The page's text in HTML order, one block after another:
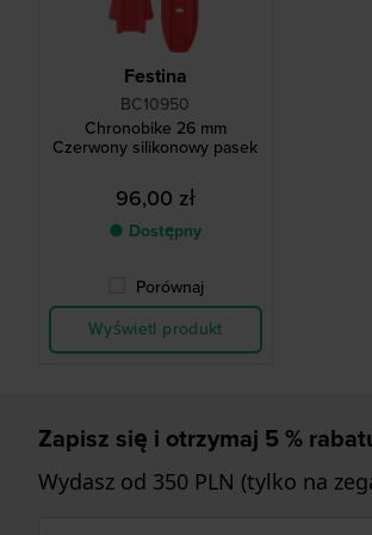
Festina
BC10950
Chronobike 26 mm
Czerwony silikonowy pasek
96,00 zł
● Dostępny
Porównaj
Wyświetl produkt
Zapisz się i otrzymaj 5 %
Wydasz od 350 PLN (tylko na